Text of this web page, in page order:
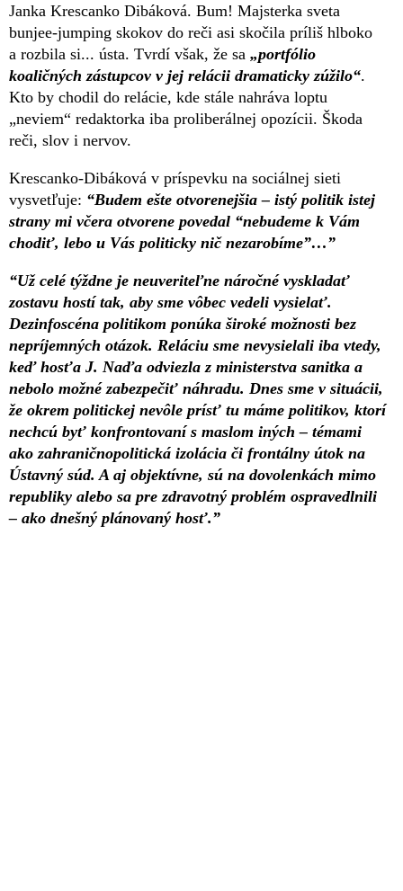
Janka Krescanko Dibáková. Bum! Majsterka sveta
bunjee-jumping skokov do reči asi skočila príliš hlboko
a rozbila si... ústa. Tvrdí však, že sa „portfólio
koaličných zástupcov v jej relácii dramaticky zúžilo“.
Kto by chodil do relácie, kde stále nahráva loptu
„neviem“ redaktorka iba proliberálnej opozícii. Škoda
reči, slov i nervov.
Krescanko-Dibáková v príspevku na sociálnej sieti
vysvetľuje: “Budem ešte otvorenejšia – istý politik istej
strany mi včera otvorene povedal “nebudeme k Vám
chodiť, lebo u Vás politicky nič nezarobíme”…”
“Už celé týždne je neuveriteľne náročné vyskladať
zostavu hostí tak, aby sme vôbec vedeli vysielať.
Dezinfoscéna politikom ponúka široké možnosti bez
nepríjemných otázok. Reláciu sme nevysielali iba vtedy,
keď hosťa J. Naďa odviezla z ministerstva sanitka a
nebolo možné zabezpečiť náhradu. Dnes sme v situácii,
že okrem politickej nevôle prísť tu máme politikov, ktorí
nechcú byť konfrontovaní s maslom iných – témami
ako zahraničnopolitická izolácia či frontálny útok na
Ústavný súd. A aj objektívne, sú na dovolenkách mimo
republiky alebo sa pre zdravotný problém ospravedlnili
– ako dnešný plánovaný hosť.”